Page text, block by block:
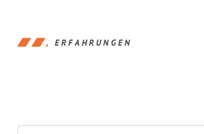
ERFAHRUNGEN